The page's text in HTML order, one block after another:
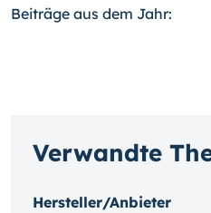
Beiträge aus dem Jahr:
Verwandte
Hersteller/Anbieter